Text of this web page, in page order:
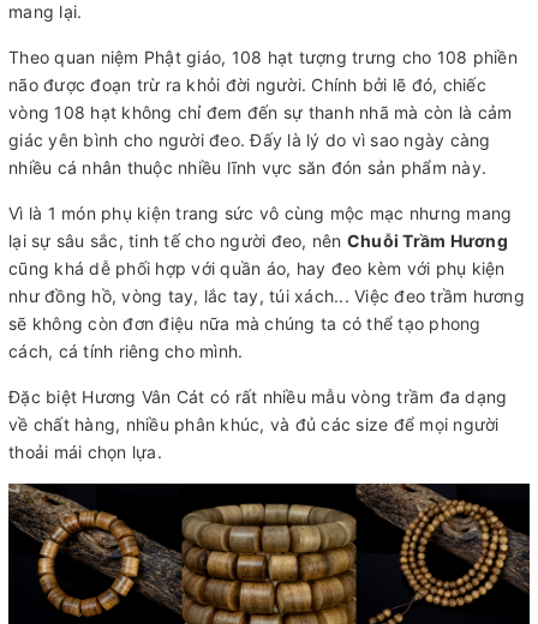
mang lại.
Theo quan niệm Phật giáo, 108 hạt tượng trưng cho 108 phiền
não được đoạn trừ ra khỏi đời người. Chính bởi lẽ đó, chiếc
vòng 108 hạt không chỉ đem đến sự thanh nhã mà còn là cảm
giác yên bình cho người đeo. Đấy là lý do vì sao ngày càng
nhiều cá nhân thuộc nhiều lĩnh vực săn đón sản phẩm này.
Vì là 1 món phụ kiện trang sức vô cùng mộc mạc nhưng mang
lại sự sâu sắc, tinh tế cho người đeo, nên Chuỗi Trầm Hương
cũng khá dễ phối hợp với quần áo, hay đeo kèm với phụ kiện
như đồng hồ, vòng tay, lắc tay, túi xách... Việc đeo trầm hương
sẽ không còn đơn điệu nữa mà chúng ta có thể tạo phong
cách, cá tính riêng cho mình.
Đặc biệt Hương Vân Cát có rất nhiều mẫu vòng trầm đa dạng
về chất hàng, nhiều phân khúc, và đủ các size để mọi người
thoải mái chọn lựa.